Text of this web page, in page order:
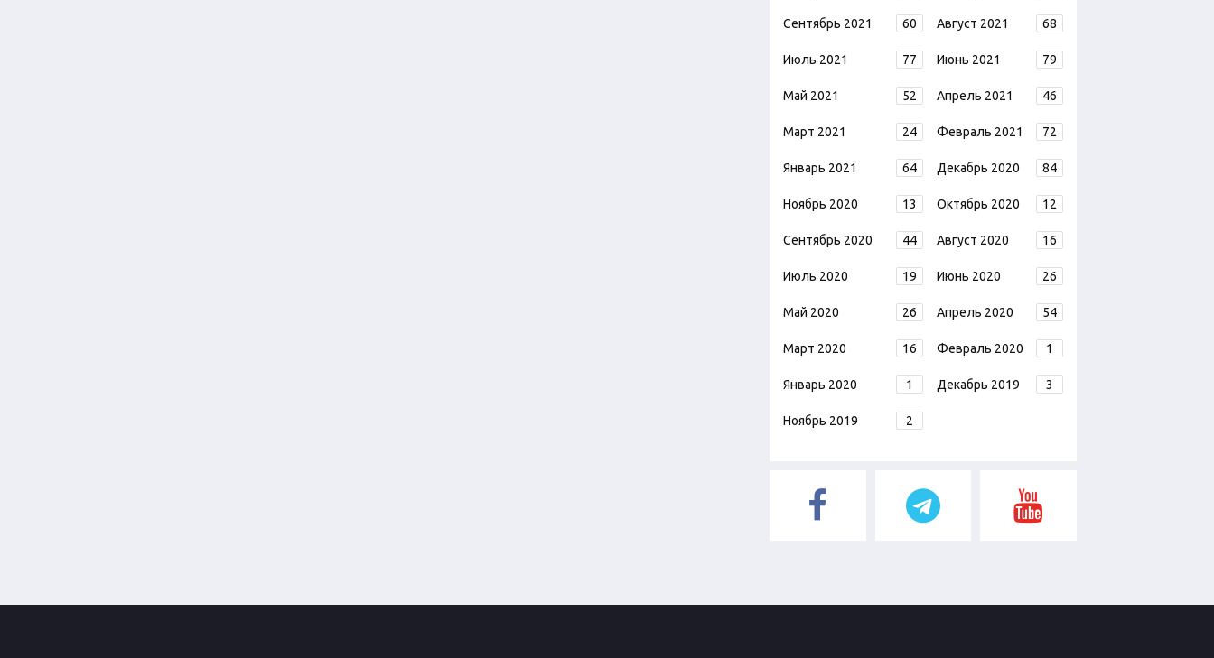
Сентябрь 2021 60 Август 2021 68
Июль 2021 77 Июнь 2021 79
Май 2021 52 Апрель 2021 46
Март 2021 24 Февраль 2021 72
Январь 2021 64 Декабрь 2020 84
Ноябрь 2020 13 Октябрь 2020 12
Сентябрь 2020 44 Август 2020 16
Июль 2020 19 Июнь 2020 26
Май 2020 26 Апрель 2020 54
Март 2020 16 Февраль 2020 1
Январь 2020 1 Декабрь 2019 3
Ноябрь 2019 2